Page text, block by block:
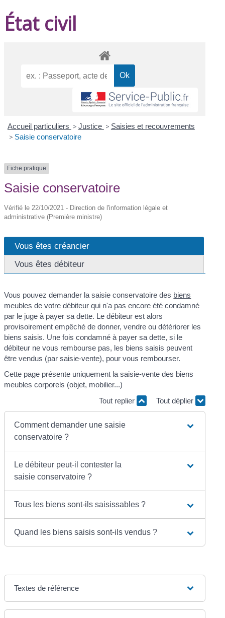
État civil
Accueil particuliers > Justice > Saisies et recouvrements
> Saisie conservatoire
Fiche pratique
Saisie conservatoire
Vérifié le 22/10/2021 - Direction de l'information légale et
administrative (Première ministre)
Vous êtes créancier
Vous êtes débiteur
Vous pouvez demander la saisie conservatoire des biens
meubles de votredébiteur qui n'a pas encore été condamné
par le juge à payer sa dette. Le débiteur est alors
provisoirement empêché de donner, vendre ou détériorer les
biens saisis. Une fois condamné à payer sa dette, si le
débiteur ne vous rembourse pas, les biens saisis peuvent
être vendus (par saisie-vente), pour vous rembourser.
Cette page présente uniquement la saisie-vente des biens
meubles corporels (objet, mobilier...)
Tout replier
Tout déplier
Comment demander une saisie
conservatoire ?
Le débiteur peut-il contester la
saisie conservatoire ?
Tous les biens sont-ils saisissables ?
Quand les biens saisis sont-ils vendus ?
Textes de référence